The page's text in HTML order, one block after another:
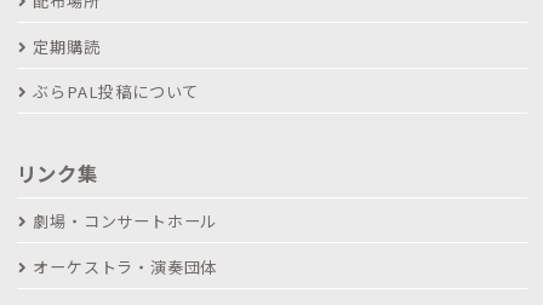
定期購読
ぶらPAL投稿について
リンク集
劇場・コンサートホール
オーケストラ・演奏団体